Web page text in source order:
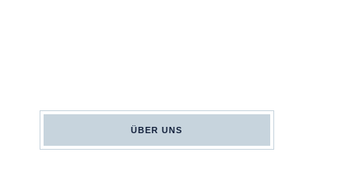
ÜBER UNS